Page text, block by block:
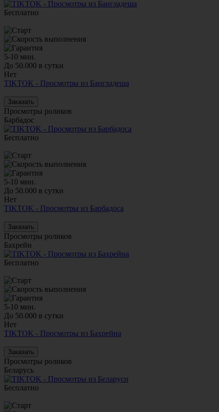
Бесплатно
5-10 мин.
До 50.000 в сутки
Нет
TIKTOK - Просмотры из Бангладеша
Заказать
Просмотры роликов
Барбадос
Бесплатно
5-10 мин.
До 50.000 в сутки
Нет
TIKTOK - Просмотры из Барбадоса
Заказать
Просмотры роликов
Бахрейн
Бесплатно
5-10 мин.
До 50.000 в сутки
Нет
TIKTOK - Просмотры из Бахрейна
Заказать
Просмотры роликов
Беларусь
Бесплатно